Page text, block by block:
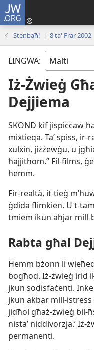
JW.ORG
Stenbaħ! | 8 ta' Frar 2002
LINGWA:
Iż-Żwieġ
Dejjiema
SKOND kif jispiċċaw
mixtieqa. Taʼ spiss,
xulxin, jiżżewġu, u
ħajjithom.” Fil-​films,
hemm.
Fir-realtà, it-​tieġ
ġdida flimkien. U t-​
tmiem ikun aħjar mill-​
Rabta għal
Hemm bżonn li
bogħod. Iż-​żwieġ irid
jkun sodisfaċenti.
jkun akbar mill-​istress
jidħol għaż-​żwieġ bil-​
nistaʼ niddivorzja.’
permanenti.